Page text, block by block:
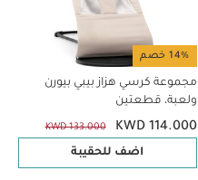
14% خصم
مجموعة كرسي هزاز بيبي بيورن
ولعبة، قطعتين
KWD 114.000
KWD 133.000
اضف للحقيبة